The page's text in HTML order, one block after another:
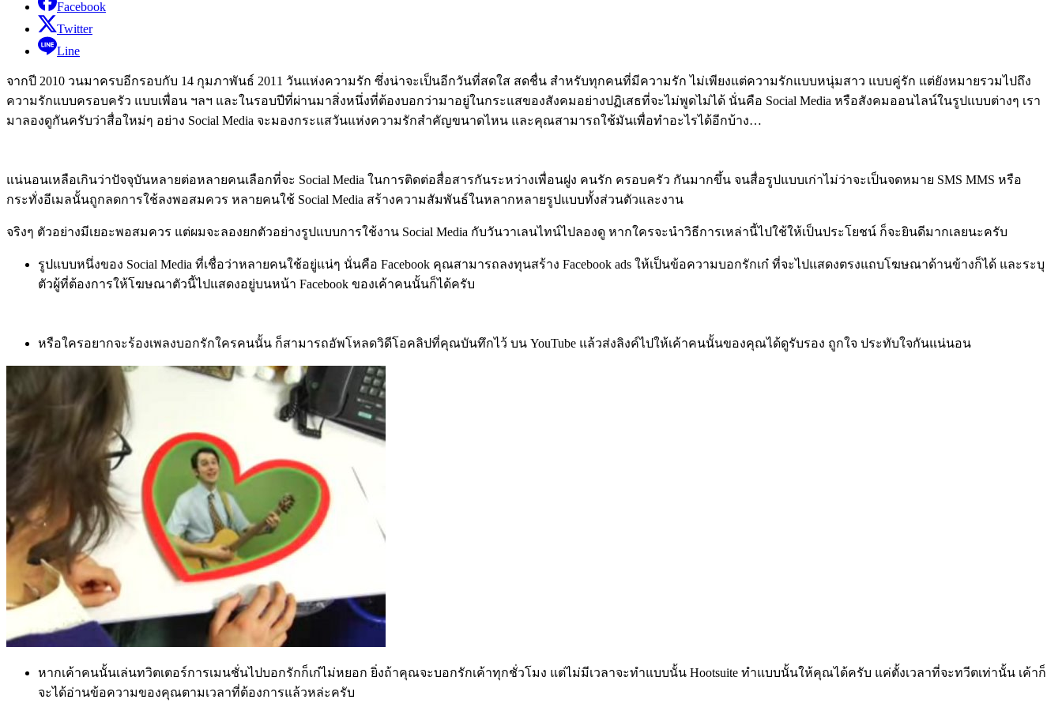
Facebook
Twitter
Line
จากปี 2010 วนมาครบอีกรอบกับ 14 กุมภาพันธ์ 2011 วันแห่งความรัก ซึ่งน่าจะเป็นอีกวันที่สดใส สดชื่น สำหรับทุกคนที่มีความรัก ไม่เพียงแต่ความรักแบบหนุ่มสาว แบบคู่รัก แต่ยังหมายรวมไปถึง
ความรักแบบครอบครัว แบบเพื่อน ฯลฯ และในรอบปีที่ผ่านมาสิ่งหนึ่งที่ต้องบอกว่ามาอยู่ในกระแสของสังคมอย่างปฏิเสธที่จะไม่พูดไม่ได้ นั่นคือ Social Media หรือสังคมออนไลน์ในรูปแบบต่างๆ เรา
มาลองดูกันครับว่าสื่อใหม่ๆ อย่าง Social Media จะมองกระแสวันแห่งความรักสำคัญขนาดไหน และคุณสามารถใช้มันเพื่อทำอะไรได้อีกบ้าง…
แน่นอนเหลือเกินว่าปัจจุบันหลายต่อหลายคนเลือกที่จะ Social Media ในการติดต่อสื่อสารกันระหว่างเพื่อนฝูง คนรัก ครอบครัว กันมากขึ้น จนสื่อรูปแบบเก่าไม่ว่าจะเป็นจดหมาย SMS MMS หรือ
กระทั่งอีเมลนั้นถูกลดการใช้ลงพอสมควร หลายคนใช้ Social Media สร้างความสัมพันธ์ในหลากหลายรูปแบบทั้งส่วนตัวและงาน
จริงๆ ตัวอย่างมีเยอะพอสมควร แต่ผมจะลองยกตัวอย่างรูปแบบการใช้งาน Social Media กับวันวาเลนไทน์ไปลองดู หากใครจะนำวิธีการเหล่านี้ไปใช้ให้เป็นประโยชน์ ก็จะยินดีมากเลยนะครับ
รูปแบบหนึ่งของ Social Media ที่เชื่อว่าหลายคนใช้อยู่แน่ๆ นั่นคือ Facebook คุณสามารถลงทุนสร้าง Facebook ads ให้เป็นข้อความบอกรักเก๋ ที่จะไปแสดงตรงแถบโฆษณาด้านข้างก็ได้ และระบุ
ตัวผู้ที่ต้องการให้โฆษณาตัวนี้ไปแสดงอยู่บนหน้า Facebook ของเค้าคนนั้นก็ได้ครับ
หรือใครอยากจะร้องเพลงบอกรักใครคนนั้น ก็สามารถอัพโหลดวิดีโอคลิปที่คุณบันทึกไว้ บน YouTube แล้วส่งลิงค์ไปให้เค้าคนนั้นของคุณได้ดูรับรอง ถูกใจ ประทับใจกันแน่นอน
หากเค้าคนนั้นเล่นทวิตเตอร์การเมนชั่นไปบอกรักก็เก๋ไม่หยอก ยิ่งถ้าคุณจะบอกรักเค้าทุกชั่วโมง แต่ไม่มีเวลาจะทำแบบนั้น Hootsuite ทำแบบนั้นให้คุณได้ครับ แค่ตั้งเวลาที่จะทวีตเท่านั้น เค้าก็
จะได้อ่านข้อความของคุณตามเวลาที่ต้องการแล้วหล่ะครับ